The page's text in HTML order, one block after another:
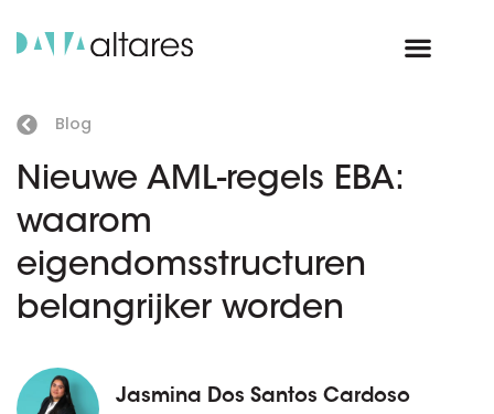
Blog
Nieuwe AML-regels EBA:
waarom
eigendomsstructuren
belangrijker worden
Jasmina Dos Santos Cardoso